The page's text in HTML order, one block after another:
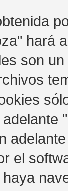
hará
son
el